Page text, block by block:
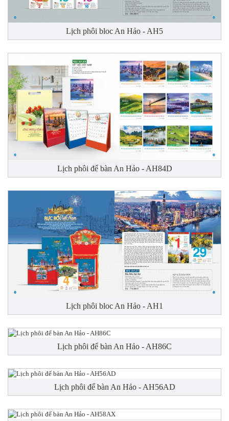
Lịch phôi bloc An Hảo - AH5
Lịch phôi để bàn An Hảo - AH84D
Lịch phôi bloc An Hảo - AH1
Lịch phôi để bàn An Hảo - AH86C
Lịch phôi để bàn An Hảo - AH56AD